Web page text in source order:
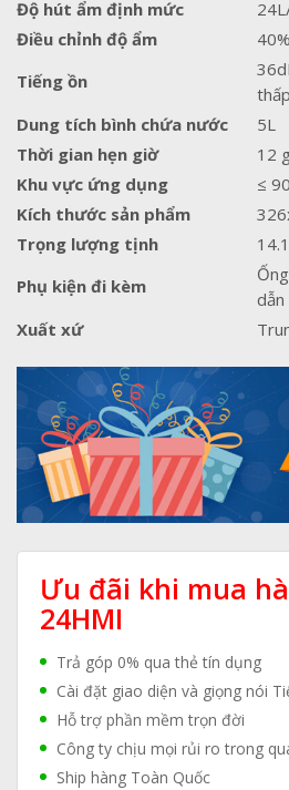
Độ hút ẩm định mức
Điều chỉnh độ ẩm
Tiếng ồn
Dung tích bình chứa nước
5L
Thời gian hẹn giờ
12
Khu vực ứng dụng
≤
Kích thước sản phẩm
Trọng lượng tịnh
Phụ kiện đi kèm
dẫn
Xuất xứ
Ưu đãi khi mua
24HMI
Trả góp 0% qua thẻ tín dụng
Cài đặt giao diện và giọng nói
Hỗ trợ phần mềm trọn đời
Công ty chịu mọi rủi ro trong
Ship hàng Toàn Quốc